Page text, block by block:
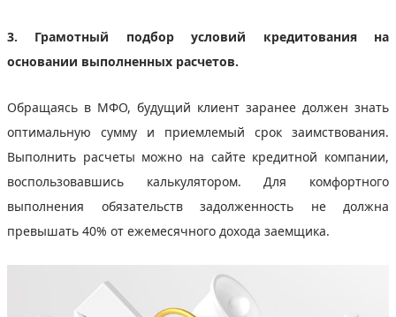
3. Грамотный подбор условий кредитования на
основании выполненных расчетов.
Обращаясь в МФО, будущий клиент заранее должен знать
оптимальную сумму и приемлемый срок заимствования.
Выполнить расчеты можно на сайте кредитной компании,
воспользовавшись калькулятором. Для комфортного
выполнения обязательств задолженность не должна
превышать 40% от ежемесячного дохода заемщика.